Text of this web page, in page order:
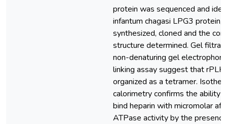
protein was sequenced and
infantum chagasi LPG3 protein,
synthesized, cloned and the
structure determined. Gel
non-denaturing gel
linking assay suggest that
organized as a tetramer.
calorimetry confirms the ability
bind heparin with micromolar
ATPase activity by the